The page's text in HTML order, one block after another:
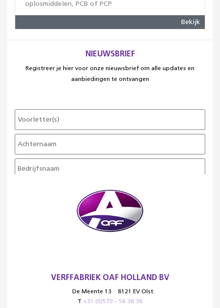
oplosmiddelen, PCB of PCP.
Bekijk
NIEUWSBRIEF
Registreer je hier voor onze nieuwsbrief om alle updates en
aanbiedingen te ontvangen
VERFFABRIEK OAF HOLLAND BV
De Meente 13
8121 EV Olst
T +31 (0)570 – 56 38 38